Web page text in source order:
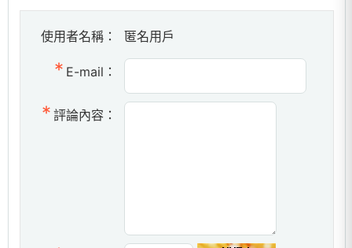
使用者名稱： 匿名用戶
E-mail：
評論內容：